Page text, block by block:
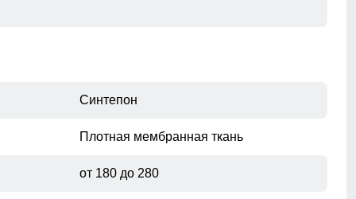
Синтепон
Плотная мембранная ткань
от 180 до 280